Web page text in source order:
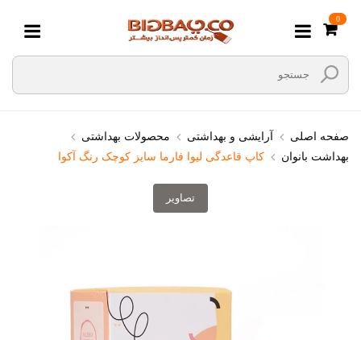
0
صفحه اصلی آرایشی و بهداشتی
محصولات بهداشتی
بهداشت بانوان
کاپ قاعدگی لیوا فارما سایز کوچک رنگ آکوا
تصاویر